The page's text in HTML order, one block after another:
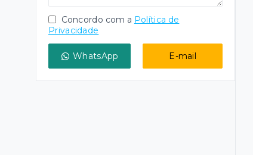
Concordo com a Política de
Privacidade
WhatsApp E-mail